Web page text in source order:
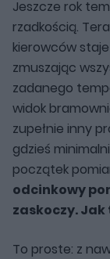
Jeszcze rok
rzadkością.
kierowców
zmuszając
zadanego
widok
zupełnie inny
gdzieś
początek
odcinkowy
zaskoczy.
To proste: z